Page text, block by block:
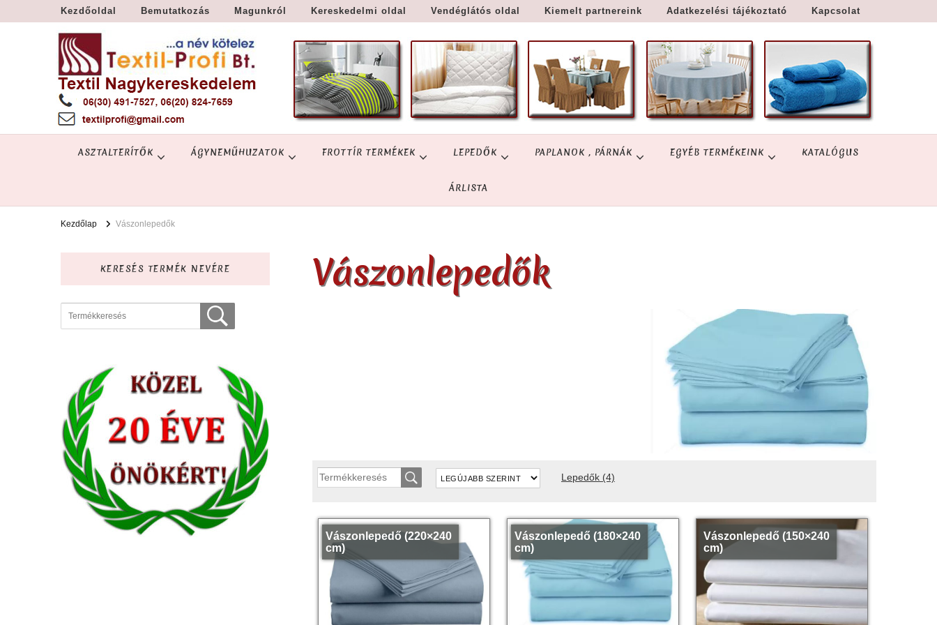
Kezdőoldal Bemutatkozás Magunkról Kereskedelmi oldal Vendéglátós oldal Kiemelt partnereink Adatkezelési tájékoztató Kapcsolat
Textil Győr
Textil nagykereskedelem – Győr
ASZTALTERÍTŐK ÁGYNEMŰHUZATOK FROTTÍR TERMÉKEK LEPEDŐK PAPLANOK , PÁRNÁK EGYÉB TERMÉKEINK KATALÓGUS
ÁRLISTA
Kezdőlap Vászonlepedők
Vászonlepedők
Lepedők (4)
Vászonlepedő (220×240
cm)
Vászonlepedő (180×240
cm)
Vászonlepedő (150×240
cm)
KERESÉS TERMÉK NEVÉRE